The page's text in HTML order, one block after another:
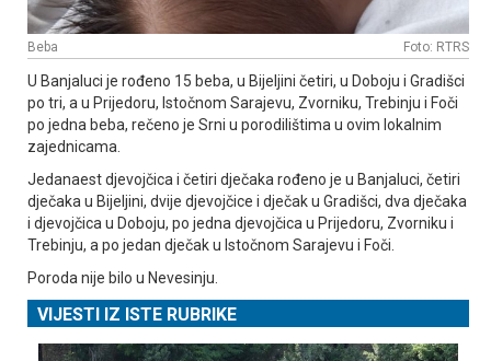
Beba Foto: RTRS
U Banjaluci je rođeno 15 beba, u Bijeljini četiri, u Doboju i Gradišci
po tri, a u Prijedoru, Istočnom Sarajevu, Zvorniku, Trebinju i Foči
po jedna beba, rečeno je Srni u porodilištima u ovim lokalnim
zajednicama.
Јedanaest djevojčica i četiri dječaka rođeno je u Banjaluci, četiri
dječaka u Bijeljini, dvije djevojčice i dječak u Gradišci, dva dječaka
i djevojčica u Doboju, po jedna djevojčica u Prijedoru, Zvorniku i
Trebinju, a po jedan dječak u Istočnom Sarajevu i Foči.
Poroda nije bilo u Nevesinju.
VIJESTI IZ ISTE RUBRIKE